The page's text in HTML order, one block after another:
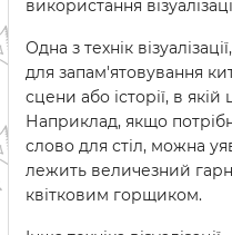
використання
Одна з технік
для запам'ятовування
сцени або історії, в
Наприклад, якщо
слово для стіл, можна
лежить величезний
квітковим горщиком.